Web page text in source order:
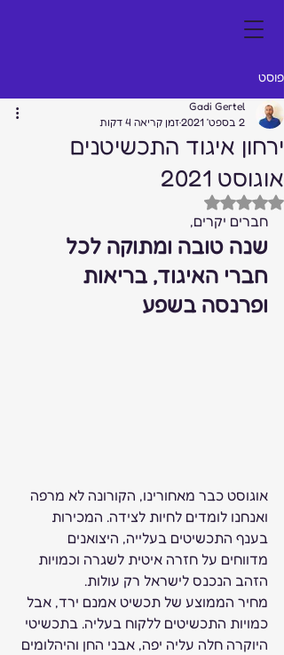
פוסט
ירחון איגוד התכשיטנים
אוגוסט 2021
Gadi Gertel
2 בספט׳ 2021
זמן קריאה 4 דקות
דירוג של NaN מתוך 5 כוכבים
חברים יקרים,
שנה טובה ומתוקה לכל
חברי האיגוד, בריאות
ופרנסה בשפע
אוגוסט כבר מאחורינו, הקורונה לא מרפה
ואנחנו לומדים לחיות לצידה. המכירות
בענף התכשיטים בעלייה, היצואנים
מדווחים על חזרה איטית לשגרה וכמויות
הזהב הנכנס לישראל רק עולות.
מחיר הממוצע של תכשיט אמנם ירד, אבל
כמויות התכשיטים ללקוח בעליה. בתכשיטי
היוקרה חלה עליה יפה, אבני החן והיהלומים